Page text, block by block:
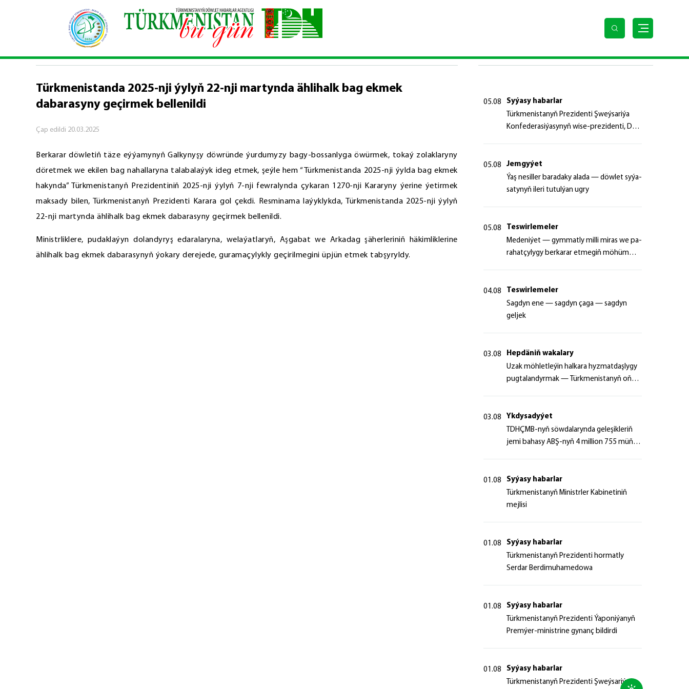
Baş sahypa \ Resmi Türkmenistanda 2025-nji ýylyň 22-nji martynda ählihalk bag ekmek dabarasyny geçirmek bellenildi
Türkmenistanda 2025-nji ýylyň 22-nji martynda ählihalk bag ekmek
dabarasyny geçirmek bellenildi
Çap edildi 20.03.2025
Berkarar döwletiň täze eýýamynyň Galkynyşy döwründe ýurdumyzy bagy-bossanlyga öwürmek, tokaý zolaklaryny
döretmek we ekilen bag nahallaryna talabalaýyk ideg etmek, şeýle hem “Türkmenistanda 2025-nji ýylda bag ekmek
hakynda” Türkmenistanyň Prezidentiniň 2025-nji ýylyň 7-nji fewralynda çykaran 1270-nji Kararyny ýerine ýetirmek
maksady bilen, Türkmenistanyň Prezidenti Karara gol çekdi. Resminama laýyklykda, Türkmenistanda 2025-nji ýylyň
22-nji martynda ählihalk bag ekmek dabarasyny geçirmek bellenildi.
Ministrliklere, pudaklaýyn dolandyryş edaralaryna, welaýatlaryň, Aşgabat we Arkadag şäherleriniň häkimliklerine
ählihalk bag ekmek dabarasynyň ýokary derejede, guramaçylykly geçirilmegini üpjün etmek tabşyryldy.
05.08
Syýasy habarlar
Türk­me­nis­ta­nyň Prezidenti Şweý­sa­ri­ýa
Kon­fe­de­ra­si­ýa­sy­nyň wi­se-prezidenti, Da­
05.08
Jemgyýet
Ýaş ne­sil­ler ba­ra­da­ky ala­da — döw­let sy­ýa­
sa­ty­nyň ile­ri tu­tul­ýan ug­ry
05.08
Teswirlemeler
Me­de­ni­ýet — gym­mat­ly milli mi­ras we pa­
ra­hat­çy­ly­gy ber­ka­rar et­me­giň mö­hüm
04.08
Teswirlemeler
Sagdyn ene — sagdyn çaga — sagdyn
geljek
03.08
Hepdäniň wakalary
Uzak möhletleýin halkara hyzmatdaşlygy
pugtalandyrmak — Türkmenistanyň oňyn
03.08
Ykdysadyýet
TDHÇMB-nyň söwdalarynda geleşikleriň
jemi bahasy ABŞ-nyň 4 million 755 müň
01.08
Syýasy habarlar
Türkmenistanyň Ministrler Kabinetiniň
mejlisi
01.08
Syýasy habarlar
Türkmenistanyň Prezidenti hormatly
Serdar Berdimuhamedowa
01.08
Syýasy habarlar
Türkmenistanyň Prezidenti Ýaponiýanyň
Premýer-ministrine gynanç bildirdi
01.08
Syýasy habarlar
Türkmenistanyň Prezidenti Şweýsariýa